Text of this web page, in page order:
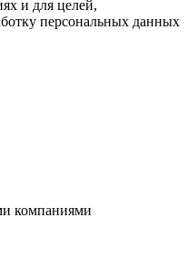
и для целей,
персональных данных
компаниями